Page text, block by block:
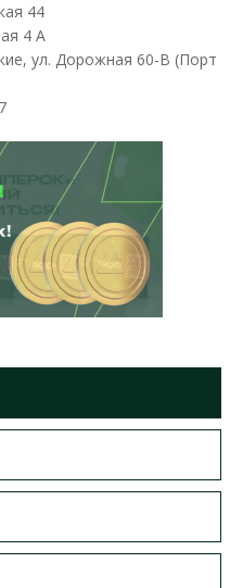
44
4 А
ул. Дорожная 60-В (Порт